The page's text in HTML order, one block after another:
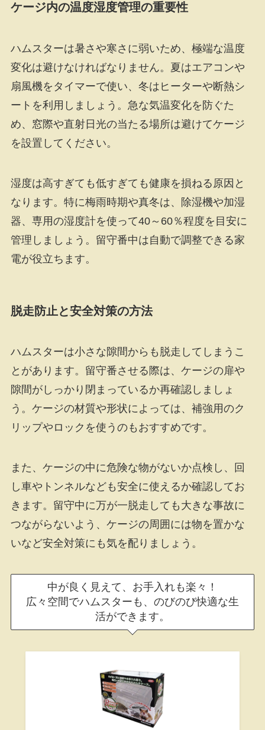
ケージ内の温度湿度管理の重要性
ハムスターは暑さや寒さに弱いため、極端な温度
変化は避けなければなりません。夏はエアコンや
扇風機をタイマーで使い、冬はヒーターや断熱シ
ートを利用しましょう。急な気温変化を防ぐた
め、窓際や直射日光の当たる場所は避けてケージ
を設置してください。
湿度は高すぎても低すぎても健康を損ねる原因と
なります。特に梅雨時期や真冬は、除湿機や加湿
器、専用の湿度計を使って40～60％程度を目安に
管理しましょう。留守番中は自動で調整できる家
電が役立ちます。
脱走防止と安全対策の方法
ハムスターは小さな隙間からも脱走してしまうこ
とがあります。留守番させる際は、ケージの扉や
隙間がしっかり閉まっているか再確認しましょ
う。ケージの材質や形状によっては、補強用のク
リップやロックを使うのもおすすめです。
また、ケージの中に危険な物がないか点検し、回
し車やトンネルなども安全に使えるか確認してお
きます。留守中に万が一脱走しても大きな事故に
つながらないよう、ケージの周囲には物を置かな
いなど安全対策にも気を配りましょう。
中が良く見えて、お手入れも楽々！
広々空間でハムスターも、のびのび快適な生
活ができます。